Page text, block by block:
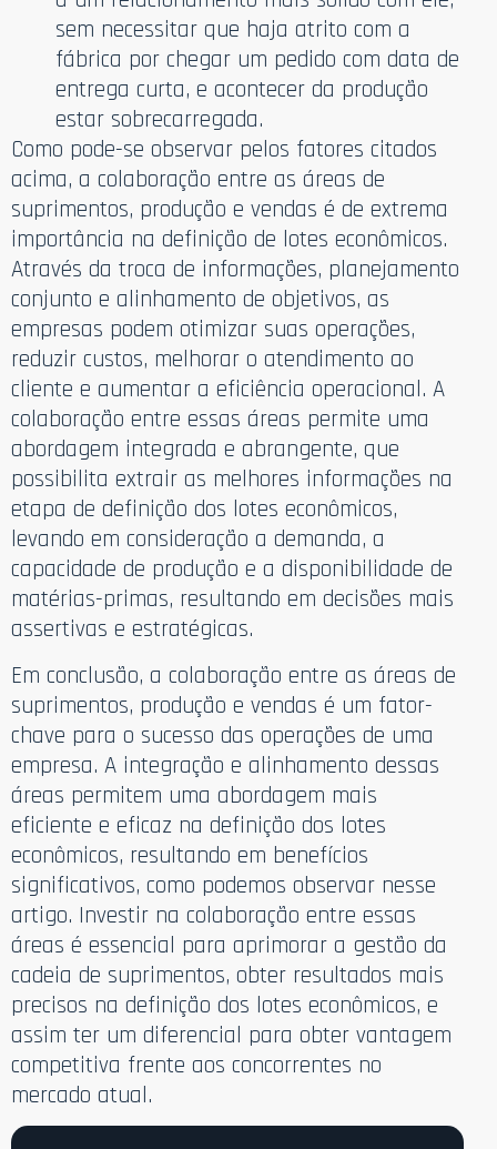
sem necessitar que haja atrito com a
fábrica por chegar um pedido com data de
entrega curta, e acontecer da produção
estar sobrecarregada.
Como pode-se observar pelos fatores citados
acima, a colaboração entre as áreas de
suprimentos, produção e vendas é de extrema
importância na definição de lotes econômicos.
Através da troca de informações, planejamento
conjunto e alinhamento de objetivos, as
empresas podem otimizar suas operações,
reduzir custos, melhorar o atendimento ao
cliente e aumentar a eficiência operacional. A
colaboração entre essas áreas permite uma
abordagem integrada e abrangente, que
possibilita extrair as melhores informações na
etapa de definição dos lotes econômicos,
levando em consideração a demanda, a
capacidade de produção e a disponibilidade de
matérias-primas, resultando em decisões mais
assertivas e estratégicas.
Em conclusão, a colaboração entre as áreas de
suprimentos, produção e vendas é um fator-
chave para o sucesso das operações de uma
empresa. A integração e alinhamento dessas
áreas permitem uma abordagem mais
eficiente e eficaz na definição dos lotes
econômicos, resultando em benefícios
significativos, como podemos observar nesse
artigo. Investir na colaboração entre essas
áreas é essencial para aprimorar a gestão da
cadeia de suprimentos, obter resultados mais
precisos na definição dos lotes econômicos, e
assim ter um diferencial para obter vantagem
competitiva frente aos concorrentes no
mercado atual.